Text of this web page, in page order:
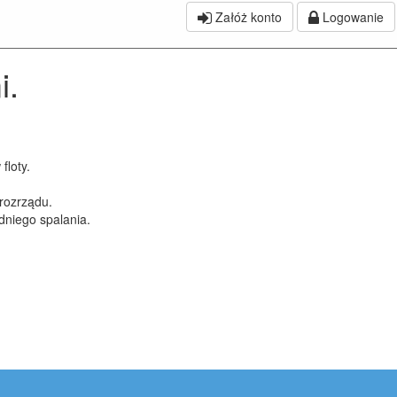
Załóż konto Logowanie
spalania.